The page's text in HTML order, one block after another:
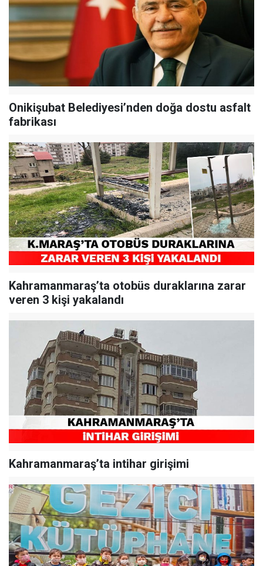
Onikişubat Belediyesi’nden doğa dostu asfalt
fabrikası
Kahramanmaraş’ta otobüs duraklarına zarar
veren 3 kişi yakalandı
Kahramanmaraş’ta intihar girişimi